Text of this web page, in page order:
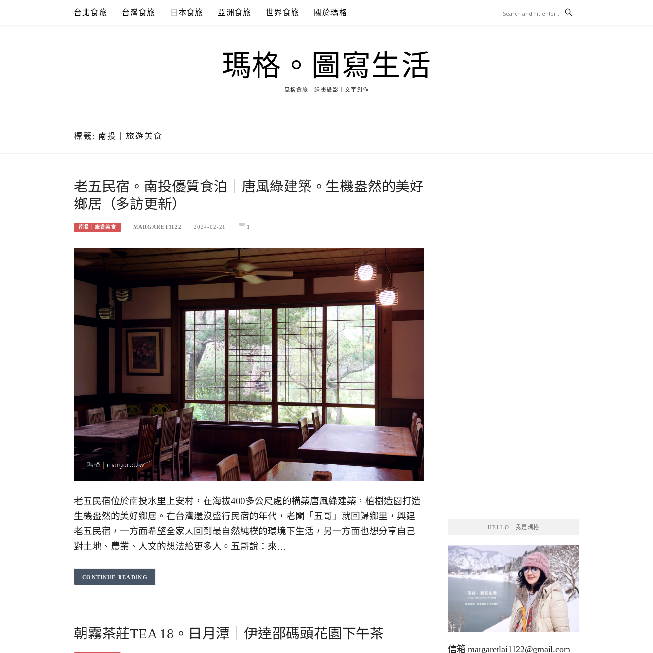
台北食旅 台灣食旅 日本食旅 亞洲食旅 世界食旅 關於瑪格
瑪格。圖寫生活
風格食旅｜繪畫攝影｜文字創作
標籤: 南投｜旅遊美食
老五民宿。南投優質食泊｜唐風綠建築。生機盎然的美好
鄉居（多訪更新）
南投｜旅遊美食 MARGARET1122 2024-02-21 1
老五民宿位於南投水里上安村，在海拔400多公尺處的構築唐風綠建築，植樹造園打造
生機盎然的美好鄉居。在台灣還沒盛行民宿的年代，老闆「五哥」就回歸鄉里，興建
老五民宿，一方面希望全家人回到最自然純樸的環境下生活，另一方面也想分享自己
對土地、農業、人文的想法給更多人。五哥說：來…
CONTINUE READING
朝霧茶莊TEA 18。日月潭｜伊達邵碼頭花園下午茶
HELLO！我是瑪格
信箱 margaretlai1122@gmail.com